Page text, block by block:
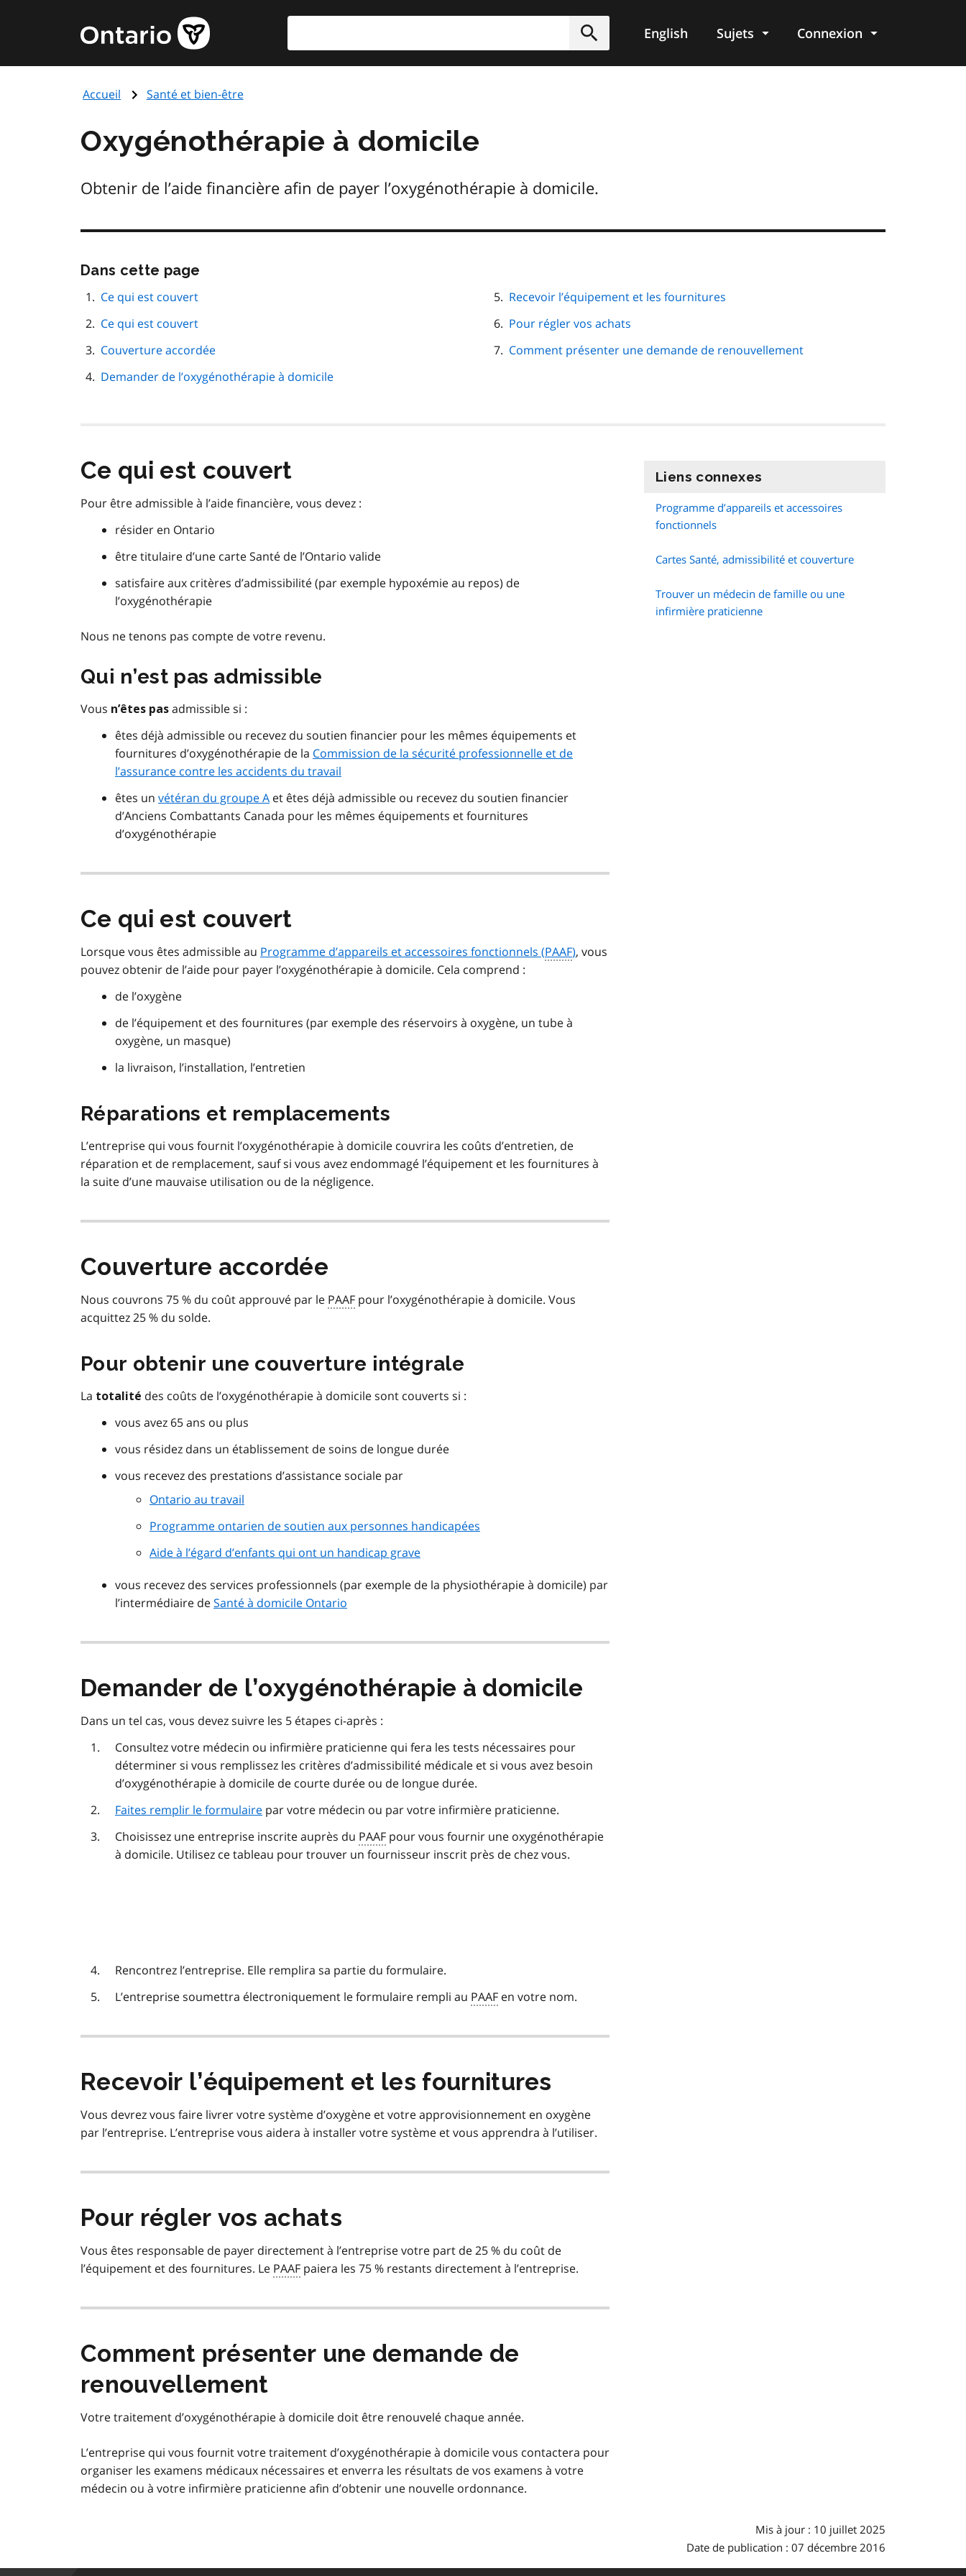
principal
Page
d'accueil
de
Soumettre
English Sujets Connexion
Accueil Santé et bien-être
Oxygénothérapie à domicile
Obtenir de l’aide financière afin de payer l’oxygénothérapie à domicile.
Dans cette page
Ce qui est couvert
Ce qui est couvert
Couverture accordée
Demander de l’oxygénothérapie à domicile
Recevoir l’équipement et les fournitures
Pour régler vos achats
Comment présenter une demande de renouvellement
Ce qui est couvert
Pour être admissible à l’aide financière, vous devez :
résider en Ontario
être titulaire d’une carte Santé de l’Ontario valide
satisfaire aux critères d’admissibilité (par exemple hypoxémie au repos) de
l’oxygénothérapie
Nous ne tenons pas compte de votre revenu.
Qui n’est pas admissible
Vous n’êtes pas admissible si :
êtes déjà admissible ou recevez du soutien financier pour les mêmes équipements et
fournitures d’oxygénothérapie de la Commission de la sécurité professionnelle et de
l’assurance contre les accidents du travail
êtes un vétéran du groupe A et êtes déjà admissible ou recevez du soutien financier
d’Anciens Combattants Canada pour les mêmes équipements et fournitures
d’oxygénothérapie
Ce qui est couvert
Lorsque vous êtes admissible au Programme d’appareils et accessoires fonctionnels (PAAF), vous
pouvez obtenir de l’aide pour payer l’oxygénothérapie à domicile. Cela comprend :
de l’oxygène
de l’équipement et des fournitures (par exemple des réservoirs à oxygène, un tube à
oxygène, un masque)
la livraison, l’installation, l’entretien
Réparations et remplacements
L’entreprise qui vous fournit l’oxygénothérapie à domicile couvrira les coûts d’entretien, de
réparation et de remplacement, sauf si vous avez endommagé l’équipement et les fournitures à
la suite d’une mauvaise utilisation ou de la négligence.
Couverture accordée
Nous couvrons 75 % du coût approuvé par le PAAF pour l’oxygénothérapie à domicile. Vous
acquittez 25 % du solde.
Pour obtenir une couverture intégrale
La totalité des coûts de l’oxygénothérapie à domicile sont couverts si :
vous avez 65 ans ou plus
vous résidez dans un établissement de soins de longue durée
vous recevez des prestations d’assistance sociale par
Ontario au travail
Programme ontarien de soutien aux personnes handicapées
Aide à l’égard d’enfants qui ont un handicap grave
vous recevez des services professionnels (par exemple de la physiothérapie à domicile) par
l’intermédiaire deSanté à domicile Ontario
Demander de l’oxygénothérapie à domicile
Dans un tel cas, vous devez suivre les 5 étapes ci-après :
Consultez votre médecin ou infirmière praticienne qui fera les tests nécessaires pour
déterminer si vous remplissez les critères d’admissibilité médicale et si vous avez besoin
d’oxygénothérapie à domicile de courte durée ou de longue durée.
Faites remplir le formulaire par votre médecin ou par votre infirmière praticienne.
Choisissez une entreprise inscrite auprès du PAAF pour vous fournir une oxygénothérapie
à domicile. Utilisez ce tableau pour trouver un fournisseur inscrit près de chez vous.
Rencontrez l’entreprise. Elle remplira sa partie du formulaire.
L’entreprise soumettra électroniquement le formulaire rempli au PAAF en votre nom.
Recevoir l’équipement et les fournitures
Vous devrez vous faire livrer votre système d’oxygène et votre approvisionnement en oxygène
par l’entreprise. L’entreprise vous aidera à installer votre système et vous apprendra à l’utiliser.
Pour régler vos achats
Vous êtes responsable de payer directement à l’entreprise votre part de 25 % du coût de
l’équipement et des fournitures. Le PAAF paiera les 75 % restants directement à l’entreprise.
Comment présenter une demande de
renouvellement
Votre traitement d’oxygénothérapie à domicile doit être renouvelé chaque année.
L’entreprise qui vous fournit votre traitement d’oxygénothérapie à domicile vous contactera pour
organiser les examens médicaux nécessaires et enverra les résultats de vos examens à votre
médecin ou à votre infirmière praticienne afin d’obtenir une nouvelle ordonnance.
Liens connexes
Programme d’appareils et accessoires
fonctionnels
Cartes Santé, admissibilité et couverture
Trouver un médecin de famille ou une
infirmière praticienne
Mis à jour : 10 juillet 2025
Date de publication : 07 décembre 2016